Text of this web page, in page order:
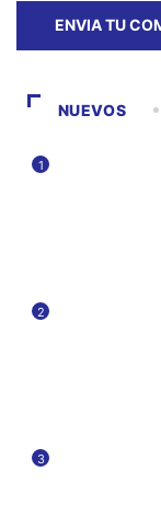
NUEVOS
1
2
3